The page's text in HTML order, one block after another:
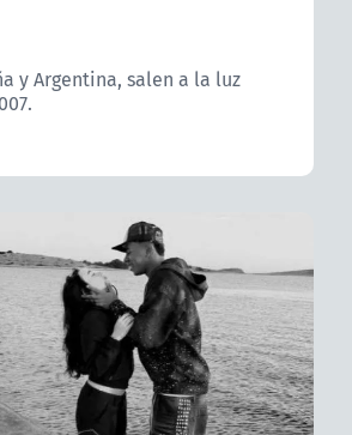
y Argentina, salen a la luz